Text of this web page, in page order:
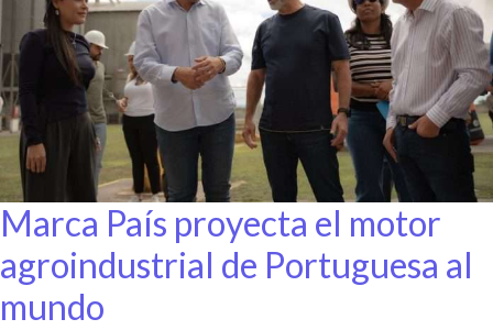
Marca País proyecta el motor
agroindustrial de Portuguesa al
mundo